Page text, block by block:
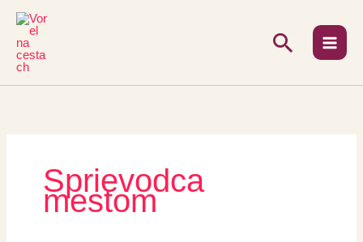
Preskočiť
obsah
Hľadať
Sprievodca
mestom